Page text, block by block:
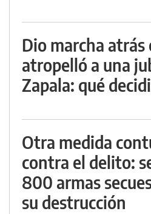
Dio marcha
atropelló a una
Zapala: qué
Otra medida
contra el delito:
800 armas
su destrucción